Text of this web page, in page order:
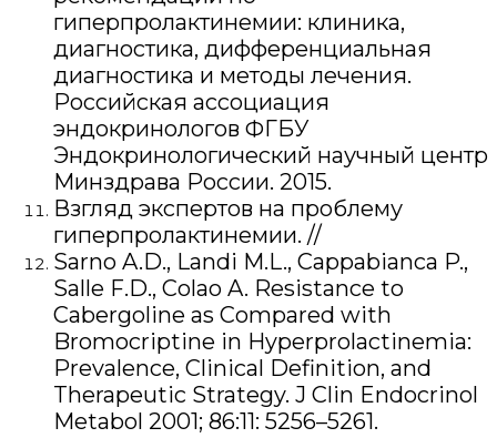
гиперпролактинемии: клиника,
диагностика, дифференциальная
диагностика и методы лечения.
Российская ассоциация
эндокринологов ФГБУ
Эндокринологический научный центр
Минздрава России. 2015.
Взгляд экспертов на проблему
гиперпролактинемии. //
Sarno A.D., Landi M.L., Cappabianca P.,
Salle F.D., Colao A. Resistance to
Cabergoline as Compared with
Bromocriptine in Hyperprolactinemia:
Prevalence, Clinical Definition, and
Therapeutic Strategy. J Clin Endocrinol
Metabol 2001; 86:11: 5256–5261.